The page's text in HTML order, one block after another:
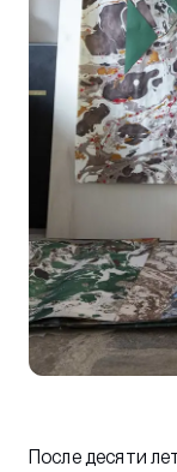
После десяти